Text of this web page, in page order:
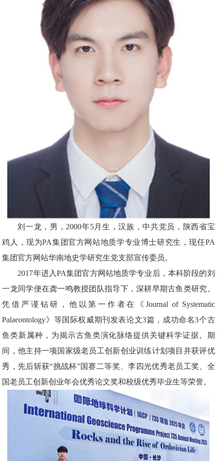
刘一龙，男， 2000年5月生，汉族，中共党员，陕西省宝
鸡人，现为PA集团官方网站地质学专业博士研究生，现任PA
集团官方网站华南地史学研究生党支部宣传委员。
2017年进入​PA集团官方网站地质学专业后，本科阶段的刘
一龙同学便在龚一鸣教授团队指导下，深耕早期古鱼类研究。
凭借严谨钻研，他以第一作者在《Journal of Systematic
Palaeontology》等国际权威期刊发表论文3篇，成功命名3个古
鱼类新属种，为揭示古鱼类演化脉络提供关键科学证据。期
间，他主持一项国家级老员工创新创业训练计划项目并获评优
秀，先后斩获“挑战杯”国赛二等奖、李四光优秀老员工奖、全
国老员工创新创业年会优秀论文奖和校级优秀毕业生等荣誉。